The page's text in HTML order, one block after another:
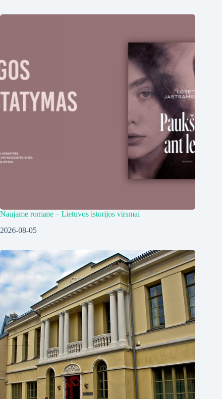
Naujame romane – Lietuvos istorijos virsmai
2026-08-05